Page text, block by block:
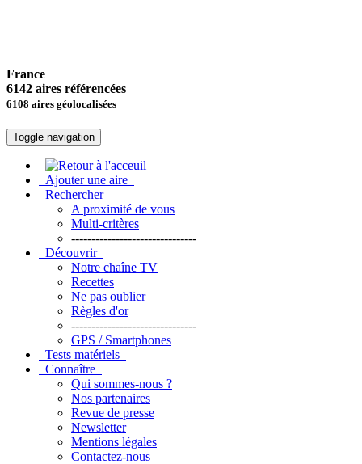
France
6142 aires référencées
6108 aires géolocalisées
Toggle navigation
Ajouter une aire
Rechercher
A proximité de vous
Multi-critères
-------------------------------
Découvrir
Notre chaîne TV
Recettes
Ne pas oublier
Règles d'or
-------------------------------
GPS / Smartphones
Tests matériels
Connaître
Qui sommes-nous ?
Nos partenaires
Revue de presse
Newsletter
Mentions légales
Contactez-nous